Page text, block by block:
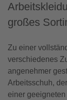
großes
Zu einer
verschiedenes
angenehmer
Arbeitsschuh,
einer